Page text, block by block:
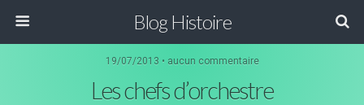
Blog Histoire
19/07/2013 • aucun commentaire
Les chefs d’orchestre